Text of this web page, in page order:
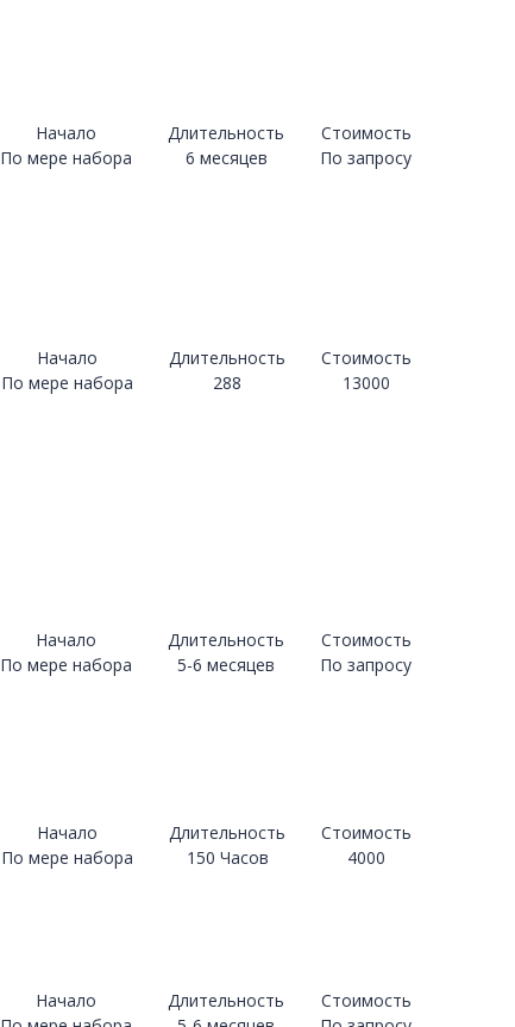
Начало
По мере набора
Длительность
6 месяцев
Стоимость
По запросу
Начало
По мере набора
Длительность
288
Стоимость
13000
Начало
По мере набора
Длительность
5-6 месяцев
Стоимость
По запросу
Начало
По мере набора
Длительность
150 Часов
Стоимость
4000
Начало
Длительность
Стоимость